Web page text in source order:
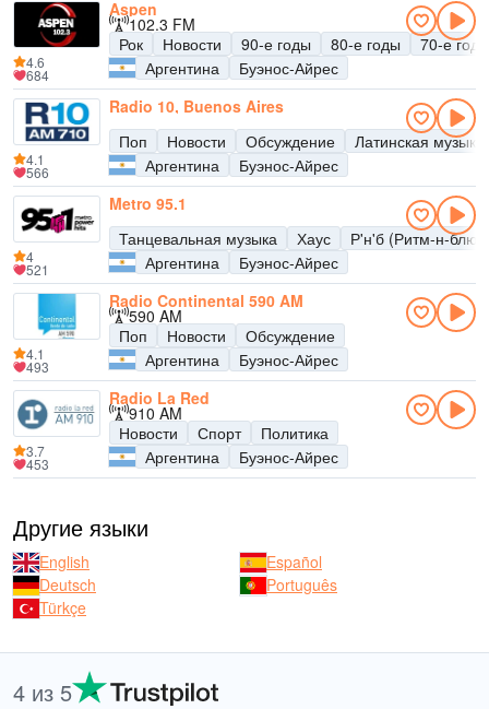
Aspen
102.3 FM
Рок
Новости 90-е годы 80-е годы
70-е годы
Аргентина
Буэнос-Айрес
4.6
684
Radio 10, Buenos Aires
Поп
Новости Обсуждение
Латинская музыка
Аргентина
Буэнос-Айрес
4.1
566
Metro 95.1
Танцевальная музыка
Хаус
Р'н'б (Ритм-н-блюз)
Аргентина
Буэнос-Айрес
4
521
Radio Continental 590 AM
590 AM
Поп
Новости
Обсуждение
Аргентина
Буэнос-Айрес
4.1
493
Radio La Red
910 AM
Новости
Спорт
Политика
Аргентина
Буэнос-Айрес
3.7
453
Другие языки
English
Español
Deutsch
Português
Türkçe
4 из 5